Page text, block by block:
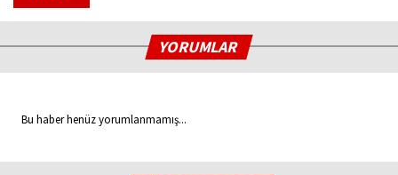
YORUMLAR
Bu haber henüz yorumlanmamış...